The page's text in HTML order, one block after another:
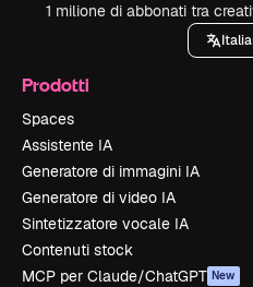
1 milione di abbonati tra
Prodotti
Spaces
Assistente IA
Generatore di immagini IA
Generatore di video IA
Sintetizzatore vocale IA
Contenuti stock
MCP per Claude/ChatGPT New